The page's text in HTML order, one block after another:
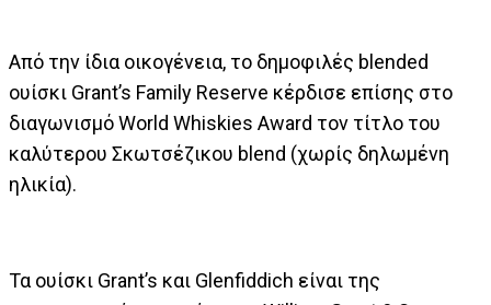
Από την ίδια οικογένεια, το δημοφιλές blended
ουίσκι Grant’s Family Reserve κέρδισε επίσης στο
διαγωνισμό World Whiskies Award τον τίτλο του
καλύτερου Σκωτσέζικου blend (χωρίς δηλωμένη
ηλικία).
Τα ουίσκι Grant’s και Glenfiddich είναι της